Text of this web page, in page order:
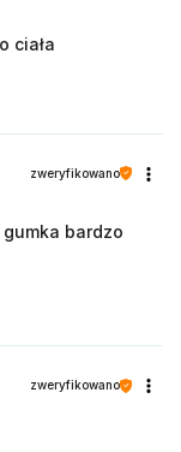
ciała
zweryfikowano
bardzo
zweryfikowano